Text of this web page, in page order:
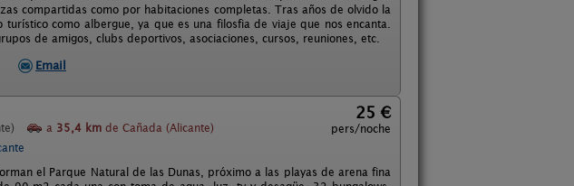
compartidas como por habitaciones completas. Tras años de olvido la
como albergue, ya que es una filosfia de viaje que nos encanta.
de amigos, clubs deportivos, asociaciones, cursos, reuniones, etc.
Email
a 35,4 km de Cañada (Alicante)
25 €
pers/noche
el Parque Natural de las Dunas, próximo a las playas de arena fina